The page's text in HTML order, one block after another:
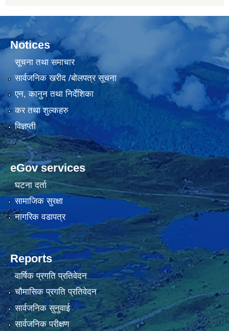
Notices
सूचना तथा समाचार
सार्वजनिक खरीद /बोलपत्र सूचना
एन, कानुन तथा निर्देशिका
कर तथा शुल्कहरु
विज्ञप्ती
eGov services
घटना दर्ता
सामाजिक सुरक्षा
नागरिक वडापत्र
Reports
वार्षिक प्रगति प्रतिवेदन
चौमासिक प्रगति प्रतिवेदन
सार्वजनिक सुनुवाई
सार्वजनिक परीक्षण